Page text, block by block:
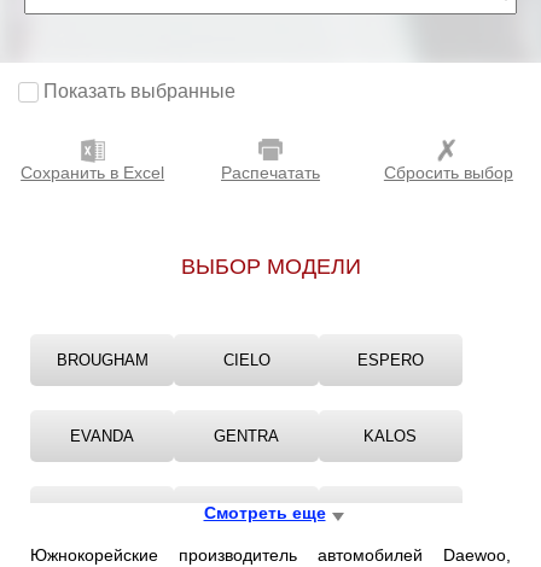
Показать выбранные
Сохранить в Excel Распечатать Сбросить выбор
ВЫБОР МОДЕЛИ
BROUGHAM CIELO ESPERO
EVANDA GENTRA KALOS
KORANDO
Смотреть еще
Южнокорейские производитель автомобилей Daewoo,